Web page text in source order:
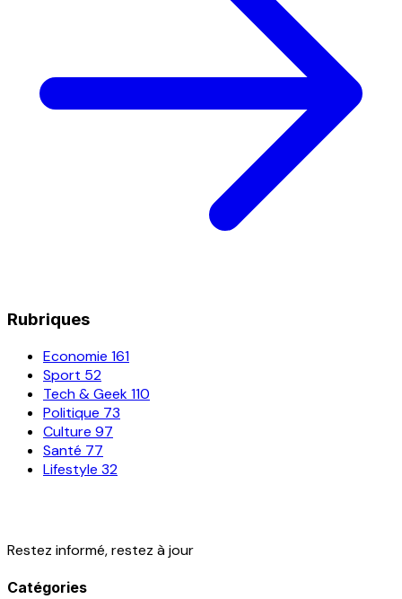
Rubriques
Economie 161
Sport 52
Tech & Geek110
Politique 73
Culture 97
Santé 77
Lifestyle 32
Restez informé, restez à jour
Catégories